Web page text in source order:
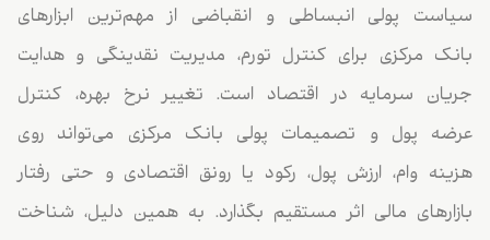
سیاست پولی انبساطی و انقباضی از مهم‌ترین ابزارهای
بانک مرکزی برای کنترل تورم، مدیریت نقدینگی و هدایت
جریان سرمایه در اقتصاد است. تغییر نرخ بهره، کنترل
عرضه پول و تصمیمات پولی بانک مرکزی می‌تواند روی
هزینه وام، ارزش پول، رکود یا رونق اقتصادی و حتی رفتار
بازارهای مالی اثر مستقیم بگذارد. به همین دلیل، شناخت